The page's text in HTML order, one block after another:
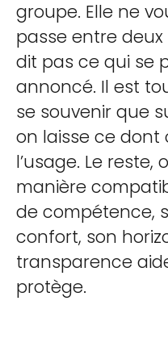
groupe. Elle ne
passe entre deux
dit pas ce qui se
annoncé. Il est
se souvenir que
on laisse ce dont
l’usage. Le reste,
manière
de compétence,
confort, son
transparence
protège.